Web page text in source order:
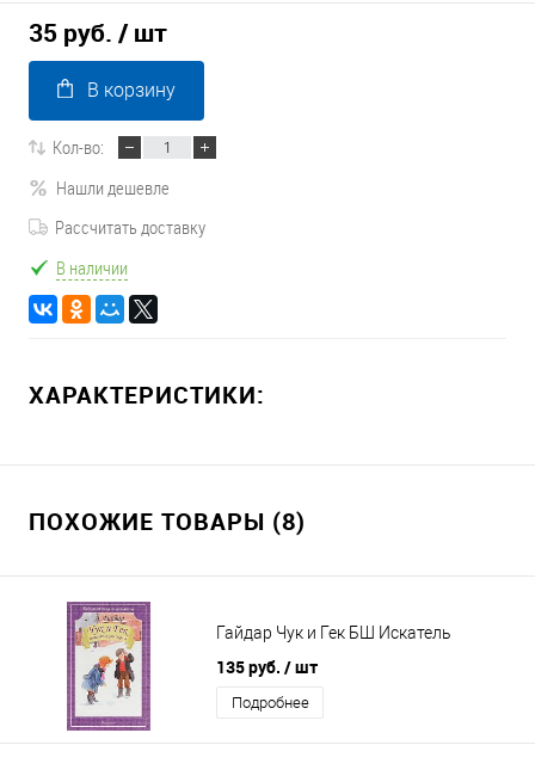
35 руб. / шт
В корзину
Кол-во:
Нашли дешевле
Рассчитать доставку
В наличии
ХАРАКТЕРИСТИКИ:
ПОХОЖИЕ ТОВАРЫ (8)
Гайдар Чук и Гек БШ Искатель
135 руб. / шт
Подробнее